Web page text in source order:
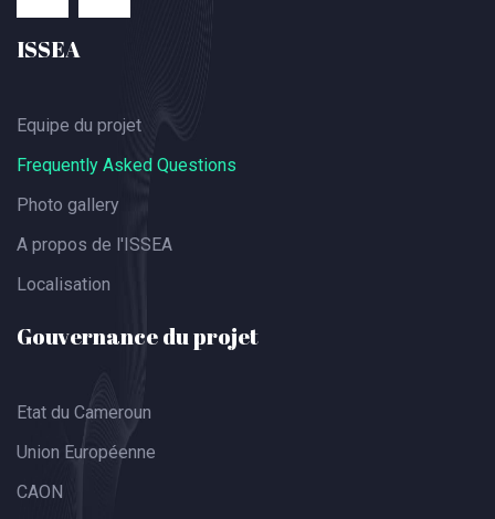
ISSEA
Equipe du projet
Frequently Asked Questions
Photo gallery
A propos de l'ISSEA
Localisation
Gouvernance du projet
Etat du Cameroun
Union Européenne
CAON